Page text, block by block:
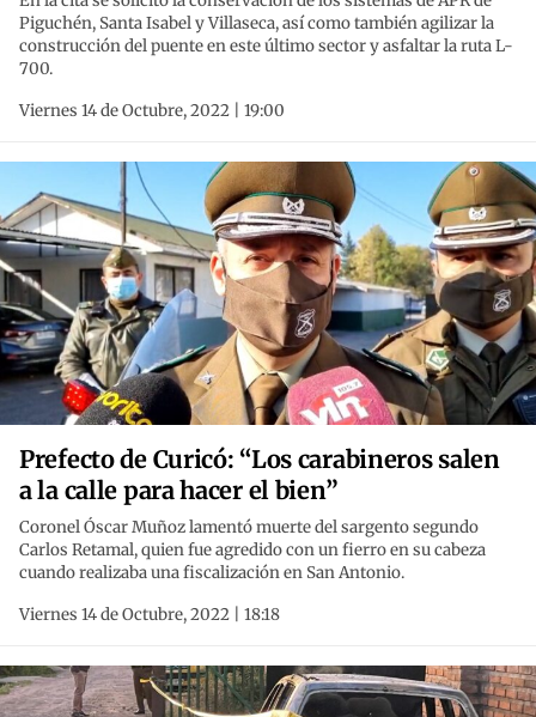
Piguchén, Santa Isabel y Villaseca, así como también agilizar la
construcción del puente en este último sector y asfaltar la ruta L-
700.
Viernes 14 de Octubre, 2022 | 19:00
Prefecto de Curicó: “Los carabineros salen
a la calle para hacer el bien”
Coronel Óscar Muñoz lamentó muerte del sargento segundo
Carlos Retamal, quien fue agredido con un fierro en su cabeza
cuando realizaba una fiscalización en San Antonio.
Viernes 14 de Octubre, 2022 | 18:18